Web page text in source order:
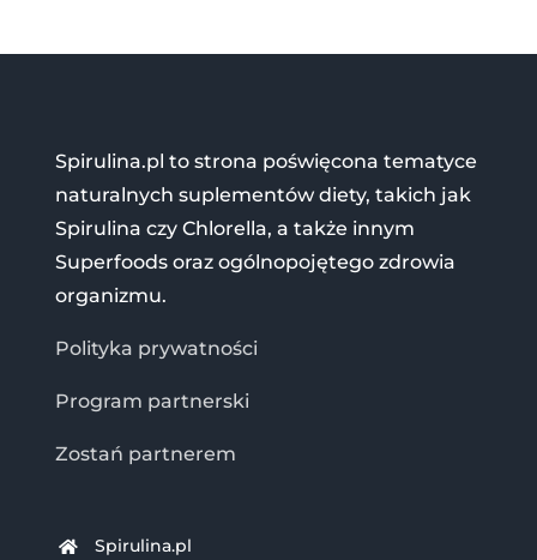
Spirulina.pl to strona poświęcona tematyce
naturalnych suplementów diety, takich jak
Spirulina czy Chlorella, a także innym
Superfoods oraz ogólnopojętego zdrowia
organizmu.
Polityka prywatności
Program partnerski
Zostań partnerem
Spirulina.pl